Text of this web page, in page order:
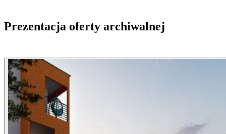
Prezentacja oferty archiwalnej